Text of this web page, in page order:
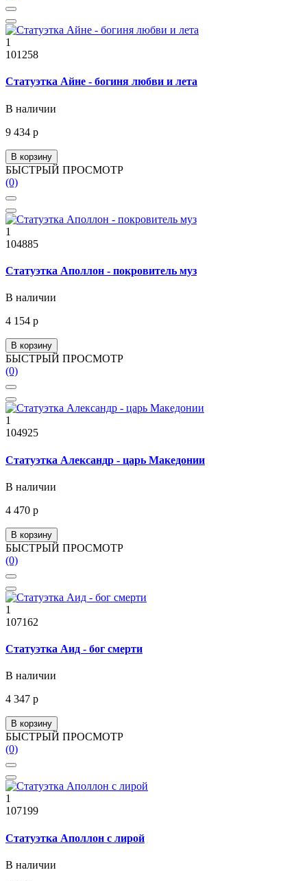
1
101258
Статуэтка Айне - богиня любви и лета
В наличии
9 434 р
В корзину
БЫСТРЫЙ ПРОСМОТР
(0)
1
104885
Статуэтка Аполлон - покровитель муз
В наличии
4 154 р
В корзину
БЫСТРЫЙ ПРОСМОТР
(0)
1
104925
Статуэтка Александр - царь Македонии
В наличии
4 470 р
В корзину
БЫСТРЫЙ ПРОСМОТР
(0)
1
107162
Статуэтка Аид - бог смерти
В наличии
4 347 р
В корзину
БЫСТРЫЙ ПРОСМОТР
(0)
1
107199
Статуэтка Аполлон с лирой
В наличии